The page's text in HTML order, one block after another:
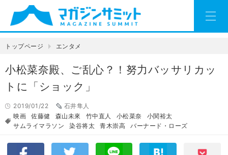
トップページ エンタメ
小松菜奈殿、ご乱心？！努力バッサリカッ
トに「ショック」
2019/01/22
石井隼人
映画
佐藤健 森山未來 竹中直人 小松菜奈
小関裕太
サムライマラソン
染谷将太 青木崇高 バーナード・ローズ